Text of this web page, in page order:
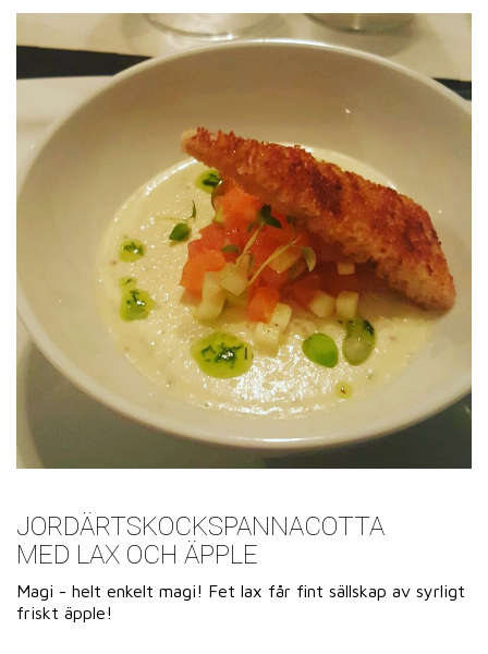
JORDÄRTSKOCKSPANNACOTTA
MED LAX OCH ÄPPLE
Magi - helt enkelt magi! Fet lax får fint sällskap av syrligt
friskt äpple!